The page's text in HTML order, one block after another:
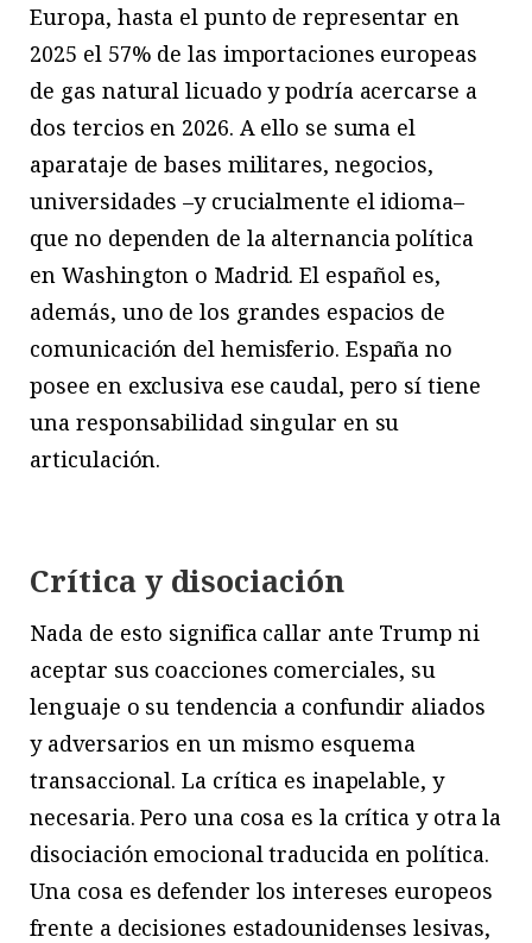
Europa, hasta el punto de representar en
2025 el 57% de las importaciones europeas
de gas natural licuado y podría acercarse a
dos tercios en 2026. A ello se suma el
aparataje de bases militares, negocios,
universidades –y crucialmente el idioma–
que no dependen de la alternancia política
en Washington o Madrid. El español es,
además, uno de los grandes espacios de
comunicación del hemisferio. España no
posee en exclusiva ese caudal, pero sí tiene
una responsabilidad singular en su
articulación.
Crítica y disociación
Nada de esto significa callar ante Trump ni
aceptar sus coacciones comerciales, su
lenguaje o su tendencia a confundir aliados
y adversarios en un mismo esquema
transaccional. La crítica es inapelable, y
necesaria. Pero una cosa es la crítica y otra la
disociación emocional traducida en política.
Una cosa es defender los intereses europeos
frente a decisiones estadounidenses lesivas,